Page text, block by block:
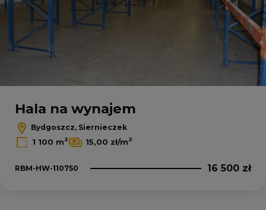
Hala na wynajem
Bydgoszcz, Siernieczek
1 100 m2 15,00 zł/m2
RBM-HW-110750 16 500 zł